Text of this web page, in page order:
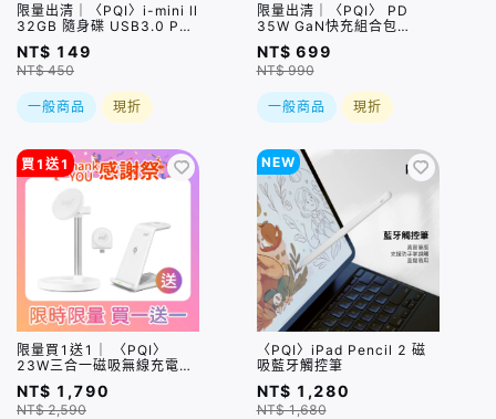
限量出清｜〈PQI〉i-mini ll
32GB 隨身碟 USB3.0 Pen
Drive 銀色
NT$ 149
NT$ 450
一般商品 現折
限量出清｜〈PQI〉 PD
35W GaN快充組合包
（USB-C+A 快充 + USB-
C to C 100公分編織快充
線) 盒損品
NT$ 699
NT$ 990
一般商品 現折
買1送1
限量買1送1｜ 〈PQI〉
23W三合一磁吸無線充電座
(WCS23WR)＿限量售完即
止
NT$ 1,790
NT$ 2,590
NEW
〈PQI〉iPad Pencil 2 磁
吸藍牙觸控筆
NT$ 1,280
NT$ 1,680